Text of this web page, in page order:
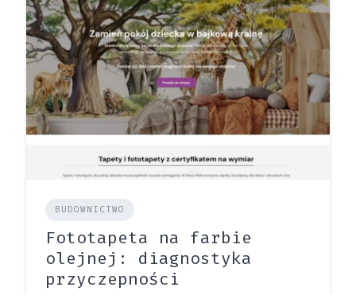
BUDOWNICTWO
Fototapeta na farbie
olejnej: diagnostyka
przyczepności